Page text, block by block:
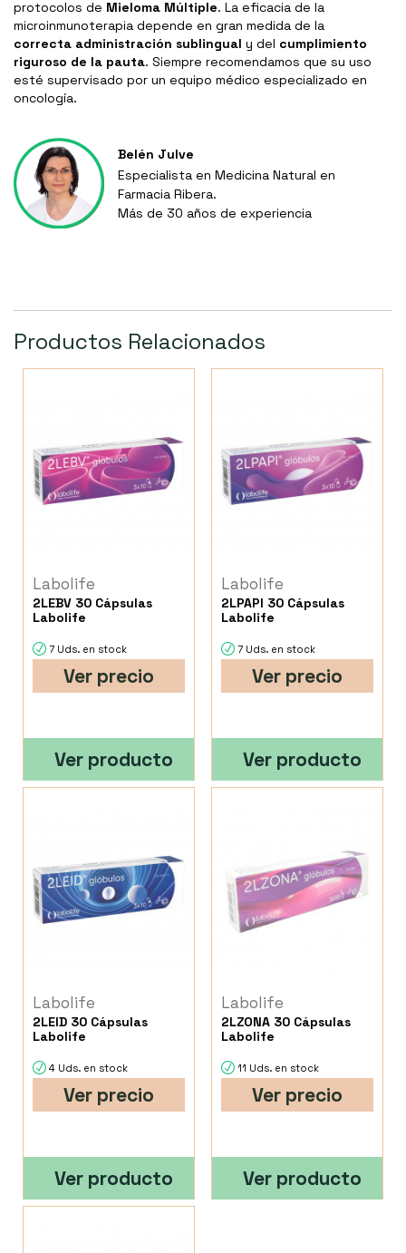
protocolos de Mieloma Múltiple. La eficacia de la
microinmunoterapia depende en gran medida de la
correcta administración sublingual y del cumplimiento
riguroso de la pauta. Siempre recomendamos que su uso
esté supervisado por un equipo médico especializado en
oncología.
Belén Julve
Especialista en Medicina Natural en
Farmacia Ribera.
Más de 30 años de experiencia
Productos Relacionados
Labolife
2LEBV 30 Cápsulas
Labolife
7 Uds. en stock
Ver precio
Ver producto
Labolife
2LPAPI 30 Cápsulas
Labolife
7 Uds. en stock
Ver precio
Ver producto
Labolife
2LEID 30 Cápsulas
Labolife
4 Uds. en stock
Ver precio
Ver producto
Labolife
2LZONA 30 Cápsulas
Labolife
11 Uds. en stock
Ver precio
Ver producto